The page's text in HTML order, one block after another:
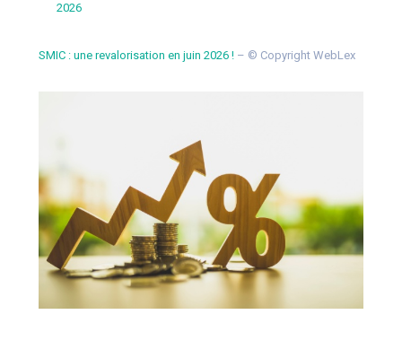
2026
SMIC : une revalorisation en juin 2026 !– © Copyright WebLex